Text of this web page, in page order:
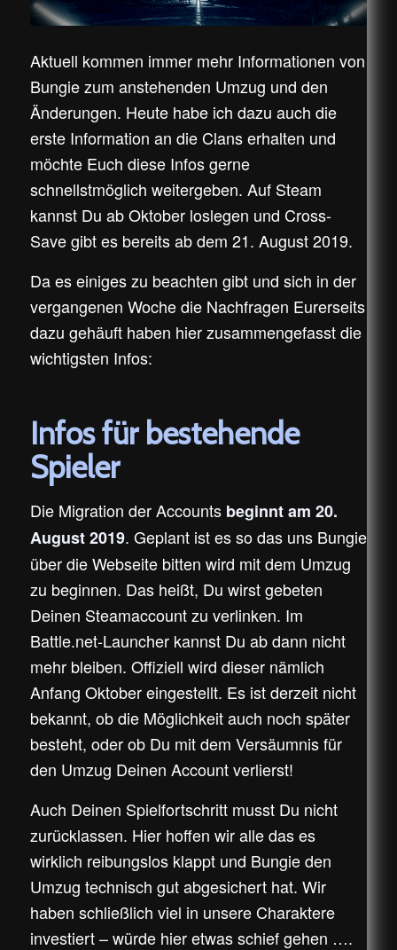
Aktuell kommen immer mehr Informationen von
Bungie zum anstehenden Umzug und den
Änderungen. Heute habe ich dazu auch die
erste Information an die Clans erhalten und
möchte Euch diese Infos gerne
schnellstmöglich weitergeben. Auf Steam
kannst Du ab Oktober loslegen und Cross-
Save gibt es bereits ab dem 21. August 2019.
Da es einiges zu beachten gibt und sich in der
vergangenen Woche die Nachfragen Eurerseits
dazu gehäuft haben hier zusammengefasst die
wichtigsten Infos:
Infos für bestehende
Spieler
Die Migration der Accounts beginnt am 20.
August 2019. Geplant ist es so das uns Bungie
über die Webseite bitten wird mit dem Umzug
zu beginnen. Das heißt, Du wirst gebeten
Deinen Steamaccount zu verlinken. Im
Battle.net-Launcher kannst Du ab dann nicht
mehr bleiben. Offiziell wird dieser nämlich
Anfang Oktober eingestellt. Es ist derzeit nicht
bekannt, ob die Möglichkeit auch noch später
besteht, oder ob Du mit dem Versäumnis für
den Umzug Deinen Account verlierst!
Auch Deinen Spielfortschritt musst Du nicht
zurücklassen. Hier hoffen wir alle das es
wirklich reibungslos klappt und Bungie den
Umzug technisch gut abgesichert hat. Wir
haben schließlich viel in unsere Charaktere
investiert – würde hier etwas schief gehen ….